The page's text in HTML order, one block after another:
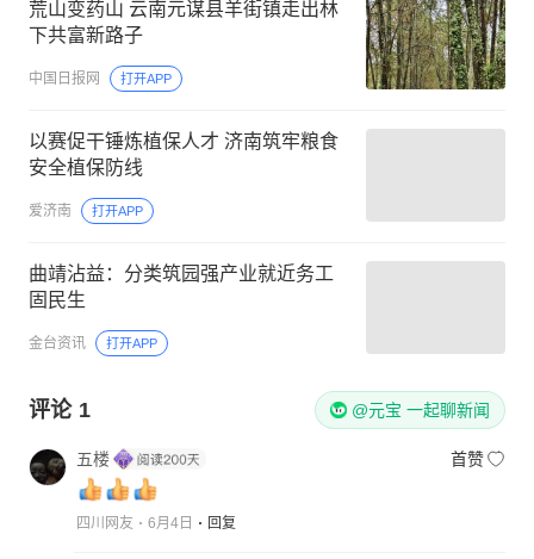
荒山变药山 云南元谋县羊街镇走出林
下共富新路子
中国日报网 打开APP
以赛促干锤炼植保人才 济南筑牢粮食
安全植保防线
爱济南 打开APP
曲靖沾益：分类筑园强产业就近务工
固民生
金台资讯 打开APP
评论 1 @元宝 一起聊新闻
五楼 首赞
四川网友 6月4日 回复